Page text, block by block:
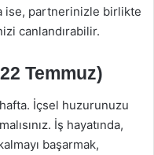
ise, partnerinizle birlikte
canlandırabilir.
Temmuz)
İçsel huzurunuzu
İş hayatında,
başarmak,